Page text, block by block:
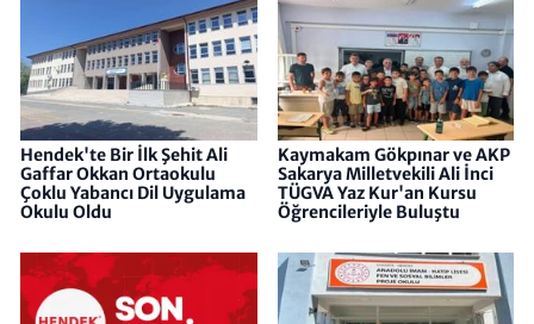
Hendek'te Bir İlk Şehit Ali
Gaffar Okkan Ortaokulu
Çoklu Yabancı Dil Uygulama
Okulu Oldu
Kaymakam Gökpınar ve AKP
Sakarya Milletvekili Ali İnci
TÜGVA Yaz Kur'an Kursu
Öğrencileriyle Buluştu